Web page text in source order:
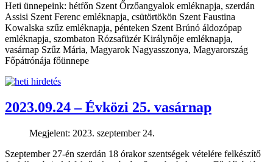
Heti ünnepeink: hétfőn Szent Őrzőangyalok emléknapja, szerdán
Assisi Szent Ferenc emléknapja, csütörtökön Szent Faustina
Kowalska szűz emléknapja, pénteken Szent Brúnó áldozópap
emléknapja, szombaton Rózsafüzér Királynője emléknapja,
vasárnap Szűz Mária, Magyarok Nagyasszonya, Magyarország
Főpátrónája főünnepe
2023.09.24 – Évközi 25. vasárnap
Megjelent: 2023. szeptember 24.
Szeptember 27-én szerdán 18 órakor szentségek vételére felkészítő